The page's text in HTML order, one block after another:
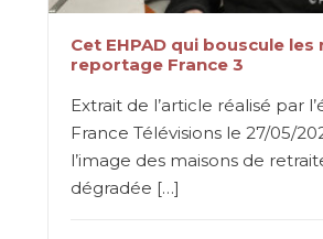
Cet EHPAD qui bouscule les
reportage France 3
Extrait de l’article réalisé par
France Télévisions le 27/05/
l’image des maisons de
dégradée […]